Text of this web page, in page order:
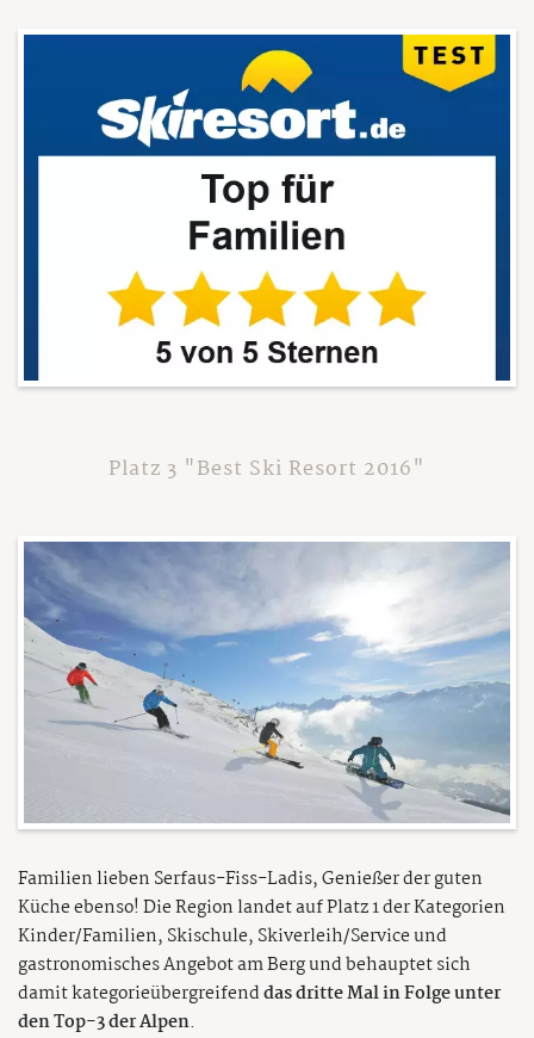
Platz 3 "Best Ski Resort 2016"
Familien lieben Serfaus-Fiss-Ladis, Genießer der guten
Küche ebenso! Die Region landet auf Platz 1 der Kategorien
Kinder/Familien, Skischule, Skiverleih/Service und
gastronomisches Angebot am Berg und behauptet sich
damit kategorieübergreifenddas dritte Mal in Folge unter
den Top-3 der Alpen.